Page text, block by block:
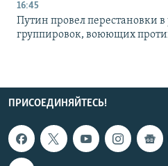
16:45
Путин провел перестановки в
группировок, воюющих
ПРИСОЕДИНЯЙТЕСЬ!